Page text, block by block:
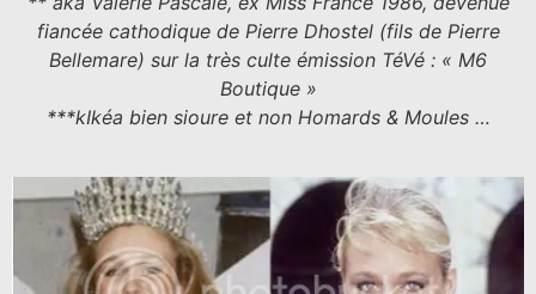
fiancée cathodique de Pierre Dhostel (fils de Pierre
Bellemare) sur la très culte émission TéVé : « M6
Boutique »
***kIkéa bien sioure et non Homards & Moules …